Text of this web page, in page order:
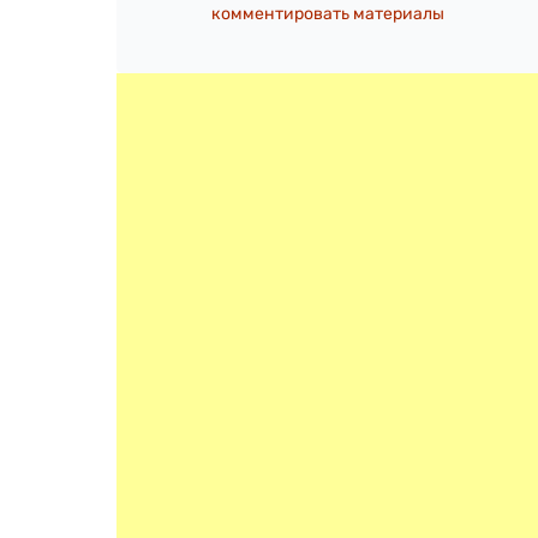
комментировать материалы